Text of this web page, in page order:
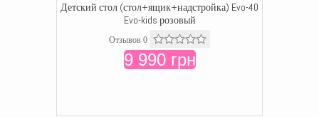
Детский стол (стол+ящик+надстройка) Evo-40
Evo-kids розовый
Отзывов 0
9 990 грн